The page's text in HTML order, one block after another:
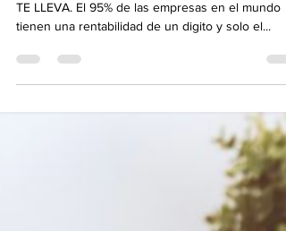
SI NO SABES A DONDE VAS, CUALQUIER
TE LLEVA. El 95% de las empresas en el mundo